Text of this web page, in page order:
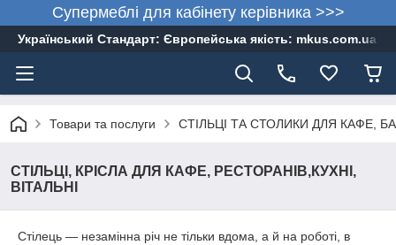
Супермеблі для кабінету керівника >>>
Український Стандарт: Європейська якість: mkus.com.ua
Товари та послуги СТІЛЬЦІ ТА СТОЛИКИ ДЛЯ КАФЕ,
СТІЛЬЦІ, КРІСЛА ДЛЯ КАФЕ, РЕСТОРАНІВ,КУХНІ,
ВІТАЛЬНІ
Стілець — незамінна річ не тільки вдома, а й на роботі, в